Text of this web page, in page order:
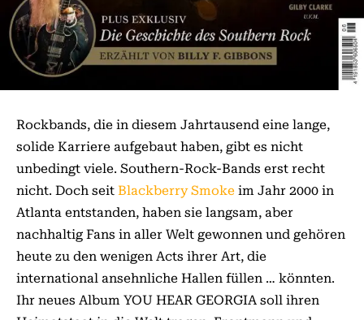
Rockbands, die in diesem Jahrtausend eine lange,
solide Karriere aufgebaut haben, gibt es nicht
unbedingt viele. Southern-Rock-Bands erst recht
nicht. Doch seit Blackberry Smoke im Jahr 2000 in
Atlanta entstanden, haben sie langsam, aber
nachhaltig Fans in aller Welt gewonnen und gehören
heute zu den wenigen Acts ihrer Art, die
international ansehnliche Hallen füllen … könnten.
Ihr neues Album YOU HEAR GEORGIA soll ihren